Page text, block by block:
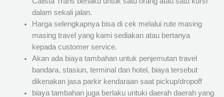
dalam sekali jalan.
Harga selengkapnya bisa di cek melalui rute masing
masing travel yang kami sediakan atau bertanya
kepada customer service.
Akan ada biaya tambahan untuk penjemutan travel
bandara, stasiun, terminal dan hotel, biaya tersebut
dikenakan jasa parkir kendaraan saat pickup/dropoff
biaya tambahan juga berlaku untuki daerah daerah yang